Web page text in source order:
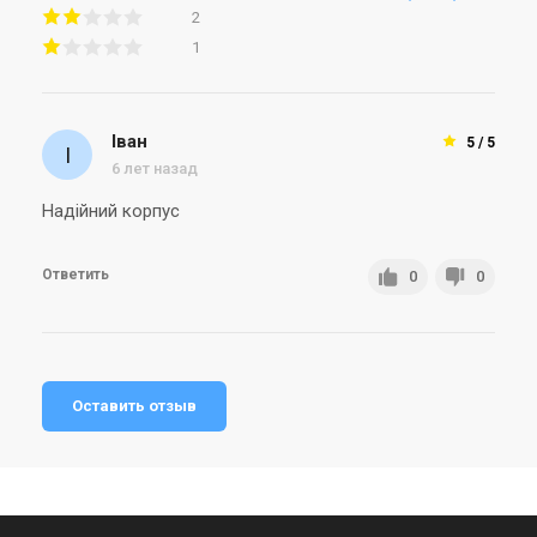
2
1
5 / 5
Іван
6 лет назад
Надійний корпус
Ответить 0 0
Оставить отзыв